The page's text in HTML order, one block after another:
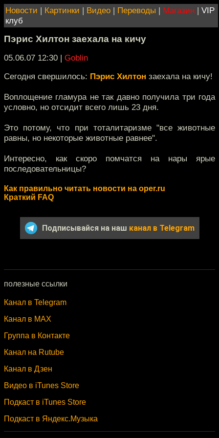
Новости | Картинки | Видео | Переводы | Магазин | VIP
клуб
Пэрис Хилтон заехала на кичу
05.06.07 12:30 | Goblin
Сегодня свершилось: Пэрис Хилтон заехала на кичу!
Воплощение гламура не так давно получила три года
условно, но отсидит всего лишь 23 дня.
Это потому, что при тоталитаризме "все животные
равны, но некоторые животные равнее".
Интересно, как скоро помчатся на нары ярые
последовательницы?
Как правильно читать новости на oper.ru
Краткий FAQ
Подписывайся на наш канал в Telegram
полезные ссылки
Канал в Telegram
Канал в MAX
Группа в Контакте
Канал на Rutube
Канал в Дзен
Видео в iTunes Store
Подкаст в iTunes Store
Подкаст в Яндекс.Музыка